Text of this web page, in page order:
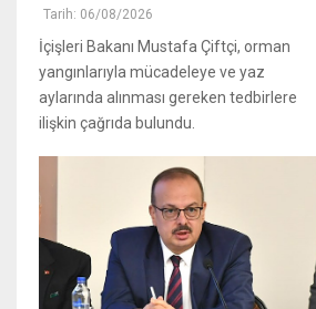
Tarih: 06/08/2026
İçişleri Bakanı Mustafa Çiftçi, orman
yangınlarıyla mücadeleye ve yaz
aylarında alınması gereken tedbirlere
ilişkin çağrıda bulundu.